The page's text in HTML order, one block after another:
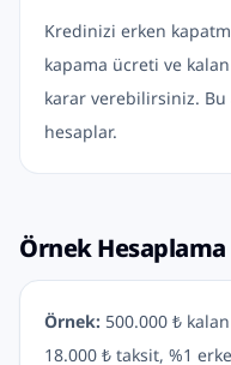
Kredinizi erken
kapama ücreti ve
karar verebilirsiniz.
hesaplar.
Örnek Hesaplama
Örnek: 500.000 ₺
18.000 ₺ taksit, %1